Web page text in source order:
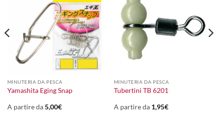
MINUTERIA DA PESCA
Yamashita Eging Snap
A partire da5,00€
MINUTERIA DA PESCA
Tubertini TB 6201
A partire da 1,95€